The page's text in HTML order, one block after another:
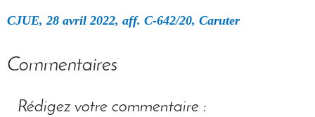
CJUE, 28 avril 2022, aff. C-642/20, Caruter
Commentaires
Rédigez votre commentaire :